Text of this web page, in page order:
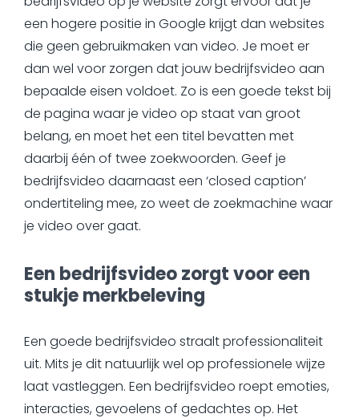
een hogere positie in Google krijgt dan websites
die geen gebruikmaken van video. Je moet er
dan wel voor zorgen dat jouw bedrijfsvideo aan
bepaalde eisen voldoet. Zo is een goede tekst bij
de pagina waar je video op staat van groot
belang, en moet het een titel bevatten met
daarbij één of twee zoekwoorden. Geef je
bedrijfsvideo daarnaast een ‘closed caption’
ondertiteling mee, zo weet de zoekmachine waar
je video over gaat.
Een bedrijfsvideo zorgt voor een
stukje merkbeleving
Een goede bedrijfsvideo straalt professionaliteit
uit. Mits je dit natuurlijk wel op professionele wijze
laat vastleggen. Een bedrijfsvideo roept emoties,
interacties, gevoelens of gedachtes op. Het